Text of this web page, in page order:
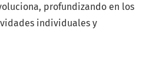
profundizando en los
individuales y